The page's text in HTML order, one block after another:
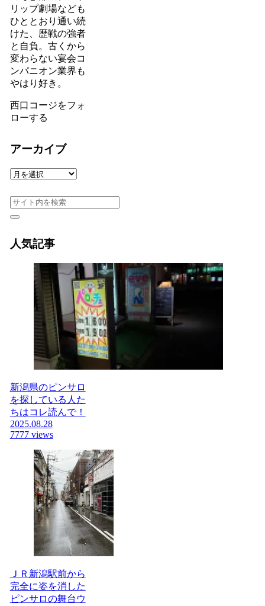
リップ劇場なども
ひととおり通い続
けた、歴戦の強者
と自負。古くから
変わらない宴会コ
ンパニオン業界も
やはり好き。
西口コージをフォ
ローする
アーカイブ
ア
カ
イ
人気記事
新潟県のピンサロ
を探している人た
ちはコレ読んで！
2025.08.28
7777 views
ＪＲ新潟駅前から
完全に姿を消した
ピンサロの舞台ウ